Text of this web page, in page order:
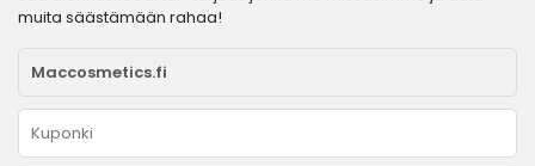
muita säästämään rahaa!